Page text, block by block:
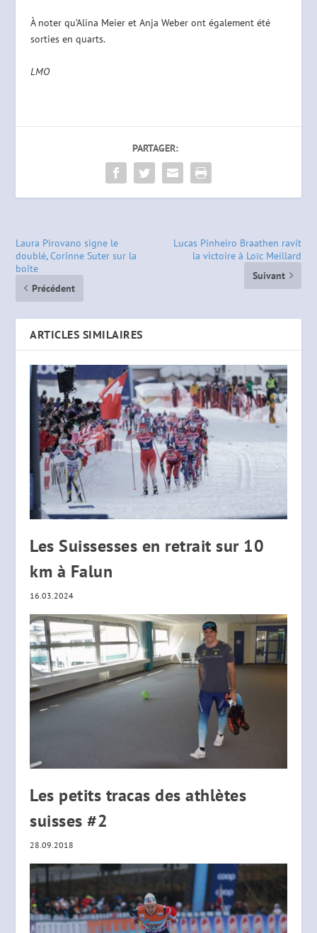
À noter qu’Alina Meier et Anja Weber ont également été
sorties en quarts.
LMO
PARTAGER:
Laura Pirovano signe le
doublé, Corinne Suter sur la
boîte
Précédent
Lucas Pinheiro Braathen ravit
la victoire à Loïc Meillard
Suivant
ARTICLES SIMILAIRES
Les Suissesses en retrait sur 10
km à Falun
16.03.2024
Les petits tracas des athlètes
suisses #2
28.09.2018